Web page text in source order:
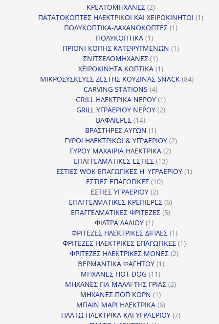
προϊόν
ΚΡΕΑΤΟΜΗΧΑΝΕΣ 22
προϊόντα
ΠΑΤΑΤΟΚΟΠΤΕΣ ΗΛΕΚΤΡΙΚΟΙ ΚΑΙ ΧΕΙΡΟΚΙΝΗΤΟΙ 11
ΠΟΛΥΚΟΠΤΙΚΑ-ΛΑΧΑΝΟΚΟΠΤΕΣ 11
ΠΟΛΥΚΟΠΤΙΚΑ 11
προϊόν
ΠΡΙΟΝΙ ΚΟΠΗΣ ΚΑΤΕΨΥΓΜΕΝΩΝ 11
ΣΝΙΤΣΕΛΟΜΗΧΑΝΕΣ 11
προϊόν
ΧΕΙΡΟΚΙΝΗΤΑ ΚΟΠΤΙΚΑ 11
προϊόν
ΜΙΚΡΟΣΥΣΚΕΥΕΣ ΖΕΣΤΗΣ ΚΟΥΖΙΝΑΣ SNACK 8484
CARVING STATIONS 44
προϊόντα
GRILL ΗΛΕΚΤΡΙΚΑ ΝΕΡΟΥ 11
προϊόν
GRILL ΥΓΡΑΕΡΙΟΥ ΝΕΡΟΥ 22
ΒΑΦΛΙΕΡΕΣ 1414
προϊόντα
ΒΡΑΣΤΗΡΕΣ ΑΥΓΩΝ 11
προϊόν
ΓΥΡΟΙ ΗΛΕΚΤΡΙΚΟΙ & ΥΓΡΑΕΡΙΟΥ 22
ΓΥΡΟΥ ΜΑΧΑΙΡΙΑ ΗΛΕΚΤΡΙΚΑ 22
ΕΠΑΓΓΕΛΜΑΤΙΚΕΣ ΕΣΤΙΕΣ 1313
προϊόντα
ΕΣΤΙΕΣ WOK ΕΠΑΓΩΓΙΚΕΣ Η' ΥΓΡΑΕΡΙΟΥ 11
ΕΣΤΙΕΣ ΕΠΑΓΩΓΙΚΕΣ 1010
ΕΣΤΙΕΣ ΥΓΡΑΕΡΙΟΥ 22
προϊόντα
ΕΠΑΓΓΕΛΜΑΤΙΚΕΣ ΚΡΕΠΙΕΡΕΣ 66
προϊόντα
ΕΠΑΓΓΕΛΜΑΤΙΚΕΣ ΦΡΙΤΕΖΕΣ 55
ΦΙΛΤΡΑ ΛΑΔΙΟΥ 11
προϊόν
ΦΡΙΤΕΖΕΣ ΗΛΕΚΤΡΙΚΕΣ ΔΙΠΛΕΣ 11
προϊόν
ΦΡΙΤΕΖΕΣ ΗΛΕΚΤΡΙΚΕΣ ΕΠΑΓΩΓΙΚΕΣ 11
ΦΡΙΤΕΖΕΣ ΗΛΕΚΤΡΙΚΕΣ ΜΟΝΕΣ 22
ΘΕΡΜΑΝΤΙΚΑ ΦΑΓΗΤΟΥ 11
ΜΗΧΑΝΕΣ HOT DOG 1111
προϊόντα
ΜΗΧΑΝΕΣ ΓΙΑ ΜΑΛΛΙ ΤΗΣ ΓΡΙΑΣ 22
ΜΗΧΑΝΕΣ ΠΟΠ ΚΟΡΝ 11
προϊόν
ΜΠΑΙΝ ΜΑΡΙ ΗΛΕΚΤΡΙΚΑ 66
προϊόντα
ΠΛΑΤΩ ΗΛΕΚΤΡΙΚΑ ΚΑΙ ΥΓΡΑΕΡΙΟΥ 77